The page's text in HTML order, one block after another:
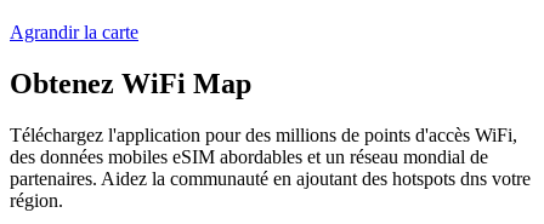
Agrandir la carte
Obtenez WiFi Map
Téléchargez l'application pour des millions de points d'accès WiFi,
des données mobiles eSIM abordables et un réseau mondial de
partenaires. Aidez la communauté en ajoutant des hotspots dns votre
région.